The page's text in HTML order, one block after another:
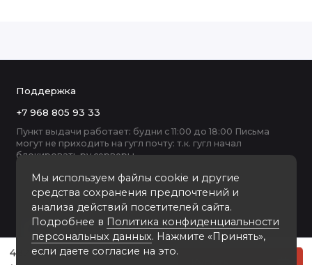
48271-80173 пластиковая рамка А2
Мы используем файлы cookie и другие
средства сохранения предпочтений и
анализа действий посетителей сайта.
Подробнее в Политика конфиденциальности
персональных данных. Нажмите «Принять»,
если даете согласие на это.
Поддержка
+7 968 805 93 33
Пункт выдачи работает: будни с 11:00 до 18:00 Письма
могут не приходить на гугл почту: т.к. гугл начал
блокировать ру серверы